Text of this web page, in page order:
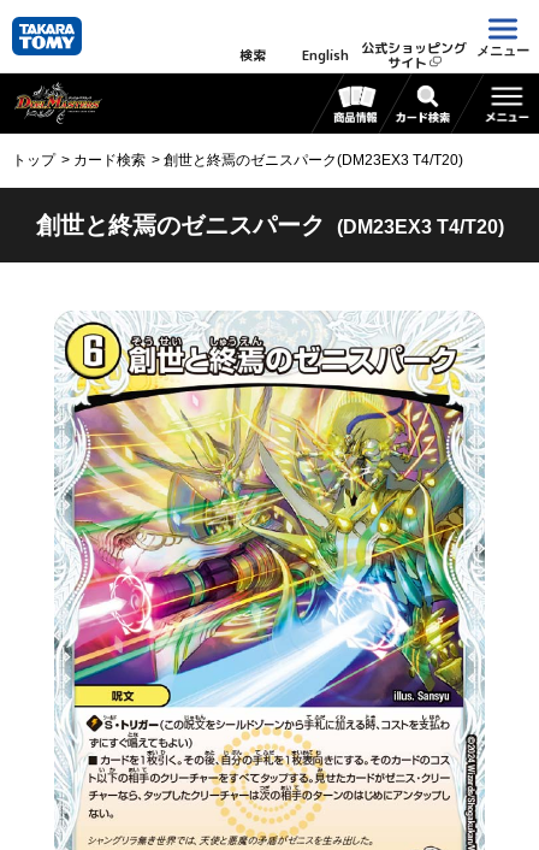
検索 English 公式ショッピング
サイト
メニュー
トップ カード検索 創世と終焉のゼニスパーク(DM23EX3 T4/T20)
創世と終焉のゼニスパーク (DM23EX3 T4/T20)